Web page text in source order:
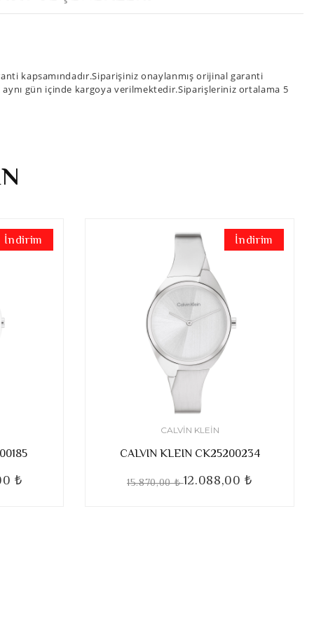
kapsamındadır.Siparişiniz onaylanmış orijinal garanti
gün içinde kargoya verilmektedir.Siparişleriniz ortalama 5
İndirim
₺
İndirim
CALVIN KLEIN
CALVIN KLEIN CK25200234
15.870,00 ₺12.088,00 ₺